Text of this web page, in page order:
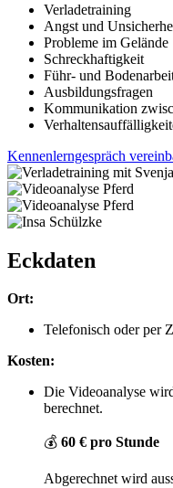
Verladetraining
Angst und
Probleme im Gelände
Schreckhaftigkeit
Führ- und
Ausbildungsfragen
Kommunikation
Kennenlerngespräch
Eckdaten
Ort:
Telefonisch oder per
Kosten:
Die Videoanalyse
berechnet.
💰 60 € pro Stunde
Abgerechnet wird